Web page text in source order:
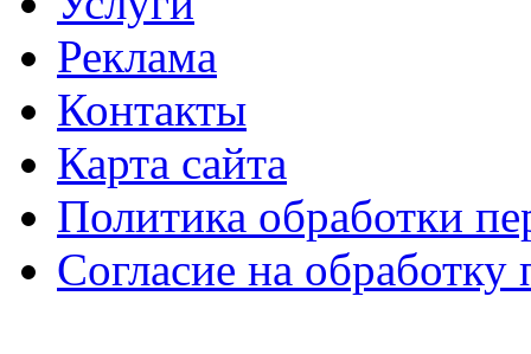
Реклама
Контакты
Карта сайта
Политика обработки
Согласие на